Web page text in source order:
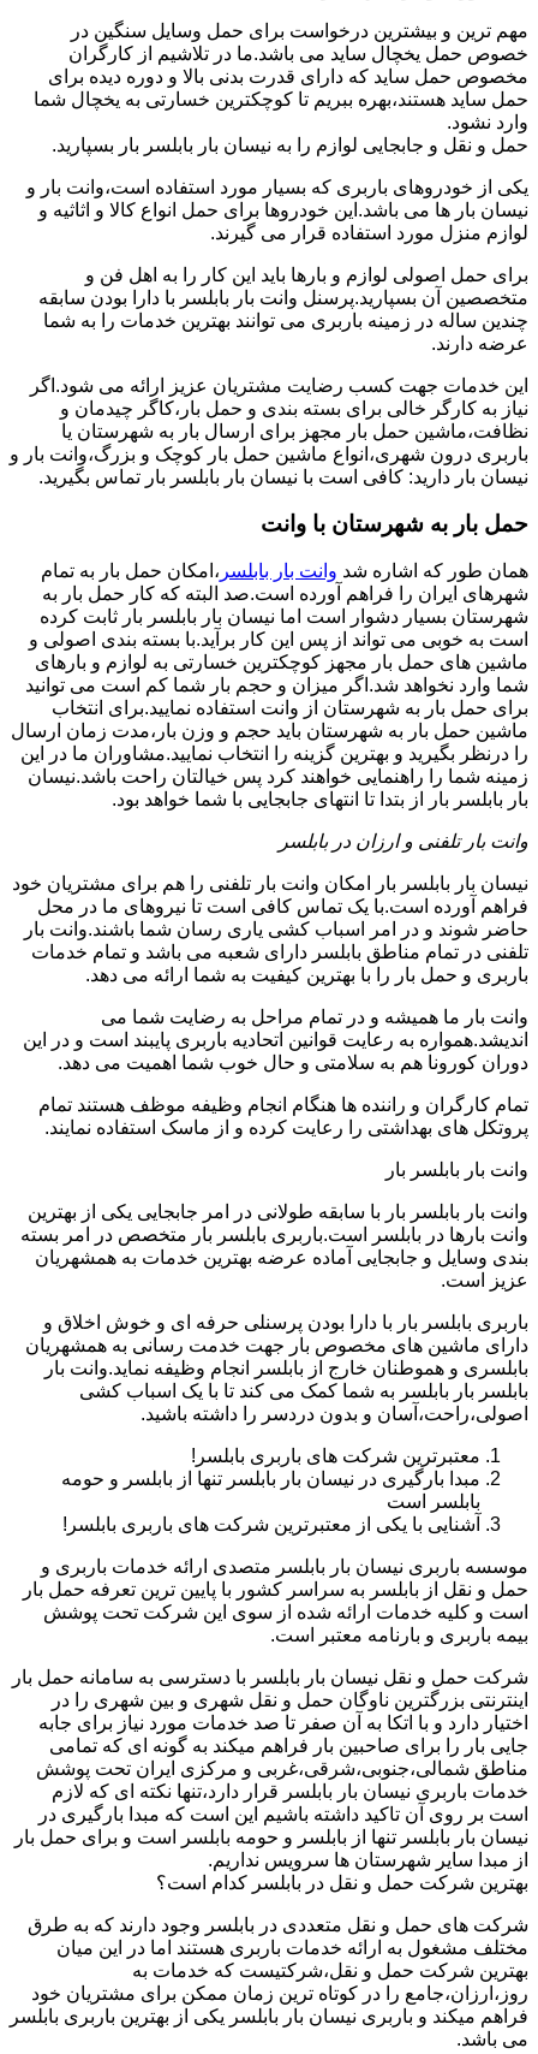
مهم ترین و بیشترین درخواست برای حمل وسایل سنگین در
خصوص حمل یخچال ساید می باشد.ما در تلاشیم از کارگران
مخصوص حمل ساید که دارای قدرت بدنی بالا و دوره دیده برای
حمل ساید هستند،بهره ببریم تا کوچکترین خسارتی به یخچال شما
وارد نشود.
حمل و نقل و جابجایی لوازم را به نیسان بار بابلسر بار بسپارید.
یکی از خودروهای باربری که بسیار مورد استفاده است،وانت بار و
نیسان بار ها می باشد.این خودروها برای حمل انواع کالا و اثاثیه و
لوازم منزل مورد استفاده قرار می گیرند.
برای حمل اصولی لوازم و بارها باید این کار را به اهل فن و
متخصصین آن بسپارید.پرسنل وانت بار بابلسر با دارا بودن سابقه
چندین ساله در زمینه باربری می توانند بهترین خدمات را به شما
عرضه دارند.
این خدمات جهت کسب رضایت مشتریان عزیز ارائه می شود.اگر
نیاز به کارگر خالی برای بسته بندی و حمل بار،کاگر چیدمان و
نظافت،ماشین حمل بار مجهز برای ارسال بار به شهرستان یا
باربری درون شهری،انواع ماشین حمل بار کوچک و بزرگ،وانت بار و
نیسان بار دارید: کافی است با نیسان بار بابلسر بار تماس بگیرید.
حمل بار به شهرستان با وانت
همان طور که اشاره شد وانت بار بابلسر ،امکان حمل بار به تمام
شهرهای ایران را فراهم آورده است.صد البته که کار حمل بار به
شهرستان بسیار دشوار است اما نیسان بار بابلسر بار ثابت کرده
است به خوبی می تواند از پس این کار برآید.با بسته بندی اصولی و
ماشین های حمل بار مجهز کوچکترین خسارتی به لوازم و بارهای
شما وارد نخواهد شد.اگر میزان و حجم بار شما کم است می توانید
برای حمل بار به شهرستان از وانت استفاده نمایید.برای انتخاب
ماشین حمل بار به شهرستان باید حجم و وزن بار،مدت زمان ارسال
را درنظر بگیرید و بهترین گزینه را انتخاب نمایید.مشاوران ما در این
زمینه شما را راهنمایی خواهند کرد پس خیالتان راحت باشد.نیسان
بار بابلسر بار از بتدا تا انتهای جابجایی با شما خواهد بود.
وانت بار تلفنی و ارزان در بابلسر
نیسان بار بابلسر بار امکان وانت بار تلفنی را هم برای مشتریان خود
فراهم آورده است.با یک تماس کافی است تا نیروهای ما در محل
حاضر شوند و در امر اسباب کشی یاری رسان شما باشند.وانت بار
تلفنی در تمام مناطق بابلسر دارای شعبه می باشد و تمام خدمات
باربری و حمل بار را با بهترین کیفیت به شما ارائه می دهد.
وانت بار ما همیشه و در تمام مراحل به رضایت شما می
اندیشد.همواره به رعایت قوانین اتحادیه باربری پایبند است و در این
دوران کورونا هم به سلامتی و حال خوب شما اهمیت می دهد.
تمام کارگران و راننده ها هنگام انجام وظیفه موظف هستند تمام
پروتکل های بهداشتی را رعایت کرده و از ماسک استفاده نمایند.
وانت بار بابلسر بار
وانت بار بابلسر بار با سابقه طولانی در امر جابجایی یکی از بهترین
وانت بارها در بابلسر است.باربری بابلسر بار متخصص در امر بسته
بندی وسایل و جابجایی آماده عرضه بهترین خدمات به همشهریان
عزیز است.
باربری بابلسر بار با دارا بودن پرسنلی حرفه ای و خوش اخلاق و
دارای ماشین های مخصوص بار جهت خدمت رسانی به همشهریان
بابلسری و هموطنان خارج از بابلسر انجام وظیفه نماید.وانت بار
بابلسر بار بابلسر به شما کمک می کند تا با یک اسباب کشی
اصولی،راحت،آسان و بدون دردسر را داشته باشید.
معتبرترین شرکت های باربری بابلسر!
مبدا بارگیری در نیسان بار بابلسر تنها از بابلسر و حومه
بابلسر است
آشنایی با یکی از معتبرترین شرکت های باربری بابلسر!
موسسه باربری نیسان بار بابلسر متصدی ارائه خدمات باربری و
حمل و نقل از بابلسر به سراسر کشور با پایین ترین تعرفه حمل بار
است و کلیه خدمات ارائه شده از سوی این شرکت تحت پوشش
بیمه باربری و بارنامه معتبر است.
شرکت حمل و نقل نیسان بار بابلسر با دسترسی به سامانه حمل بار
اینترنتی بزرگترین ناوگان حمل و نقل شهری و بین شهری را در
اختیار دارد و با اتکا به آن صفر تا صد خدمات مورد نیاز برای جابه
جایی بار را برای صاحبین بار فراهم میکند به گونه ای که تمامی
مناطق شمالی،جنوبی،شرقی،غربی و مرکزی ایران تحت پوشش
خدمات باربری نیسان بار بابلسر قرار دارد،تنها نکته ای که لازم
است بر روی آن تاکید داشته باشیم این است که مبدا بارگیری در
نیسان بار بابلسر تنها از بابلسر و حومه بابلسر است و برای حمل بار
از مبدا سایر شهرستان ها سرویس نداریم.
بهترین شرکت حمل و نقل در بابلسر کدام است؟
شرکت های حمل و نقل متعددی در بابلسر وجود دارند که به طرق
مختلف مشغول به ارائه خدمات باربری هستند اما در این میان
بهترین شرکت حمل و نقل،شرکتیست که خدمات به
روز،ارزان،جامع را در کوتاه ترین زمان ممکن برای مشتریان خود
فراهم میکند و باربری نیسان بار بابلسر یکی از بهترین باربری بابلسر
می باشد.